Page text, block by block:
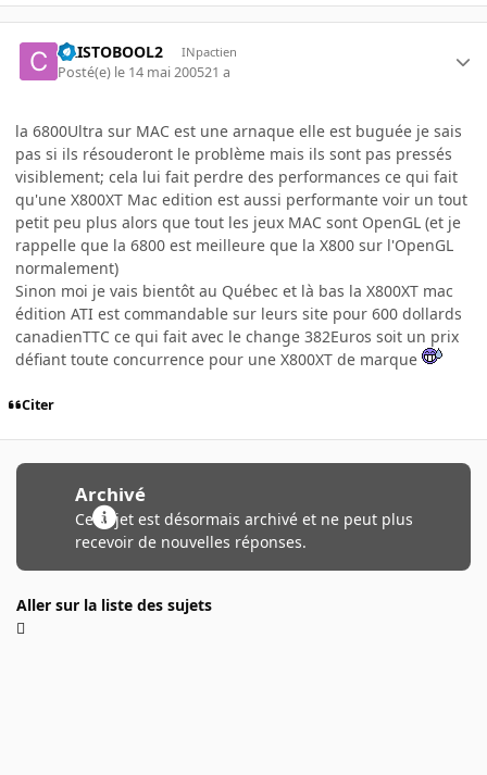
CRISTOBOOL2 INpactien
Posté(e) le 14 mai 200521 a
la 6800Ultra sur MAC est une arnaque elle est buguée je sais
pas si ils résouderont le problème mais ils sont pas pressés
visiblement; cela lui fait perdre des performances ce qui fait
qu'une X800XT Mac edition est aussi performante voir un tout
petit peu plus alors que tout les jeux MAC sont OpenGL (et je
rappelle que la 6800 est meilleure que la X800 sur l'OpenGL
normalement)
Sinon moi je vais bientôt au Québec et là bas la X800XT mac
édition ATI est commandable sur leurs site pour 600 dollards
canadienTTC ce qui fait avec le change 382Euros soit un prix
défiant toute concurrence pour une X800XT de marque
Citer
Archivé
Ce sujet est désormais archivé et ne peut plus
recevoir de nouvelles réponses.
Aller sur la liste des sujets